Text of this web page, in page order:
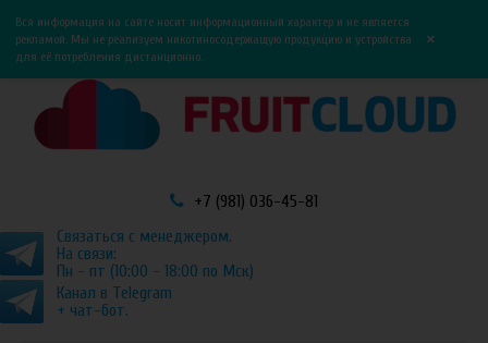
0
Вся информация на сайте носит информационный характер и не является
рекламой. Мы не реализуем никотиносодержащую продукцию и устройства
для её потребления дистанционно.
×
+7 (981) 036-45-81
Связаться с менеджером.
На связи:
Пн - пт (10:00 - 18:00 по Мск)
Канал в Telegram
+ чат-бот.